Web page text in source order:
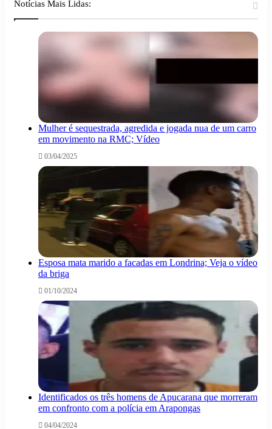
Notícias Mais Lidas:
Mulher é sequestrada, agredida e jogada nua de um carro
em movimento na RMC; Vídeo
03/04/2025
Esposa mata marido a facadas em Londrina; Veja o vídeo
da briga
01/10/2024
Identificados os três homens de Apucarana que morreram
em confronto com a polícia em Arapongas
04/04/2024